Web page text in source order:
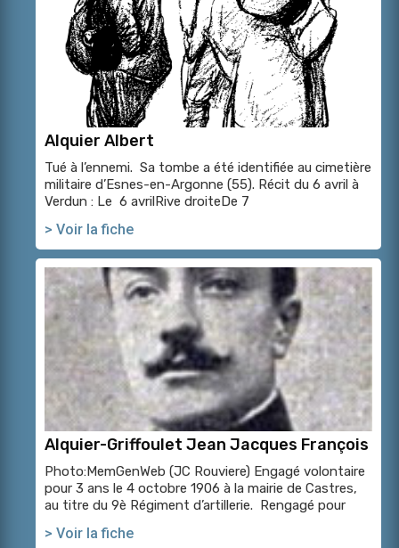
Alquier Albert
Tué à l’ennemi. Sa tombe a été identifiée au cimetière
militaire d’Esnes-en-Argonne (55). Récit du 6 avril à
Verdun : Le 6 avrilRive droiteDe 7
> Voir la fiche
Alquier-Griffoulet Jean Jacques François
Photo:MemGenWeb (JC Rouviere) Engagé volontaire
pour 3 ans le 4 octobre 1906 à la mairie de Castres,
au titre du 9è Régiment d’artillerie. Rengagé pour
> Voir la fiche